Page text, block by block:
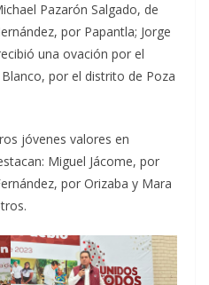
Pazarón Salgado, de
por Papantla; Jorge
una ovación por el
por el distrito de Poza
jóvenes valores en
Miguel Jácome, por
por Orizaba y Mara